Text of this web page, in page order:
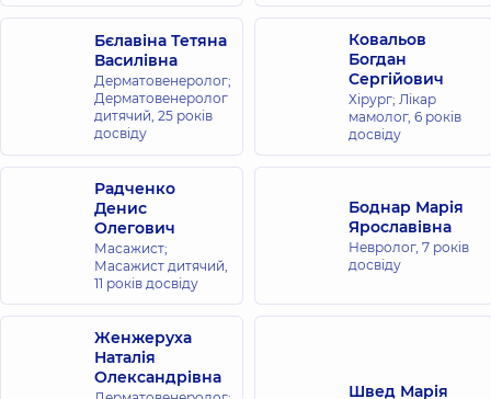
Бєлавіна Тетяна
Василівна
Дерматовенеролог;
Дерматовенеролог
дитячий, 25 років
досвіду
Ковальов
Богдан
Сергійович
Хірург; Лікар
мамолог, 6 років
досвіду
Радченко
Денис
Олегович
Масажист;
Масажист дитячий,
11 років досвіду
Боднар Марія
Ярославівна
Невролог, 7 років
досвіду
Женжеруха
Наталія
Олександрівна
Швед Марія